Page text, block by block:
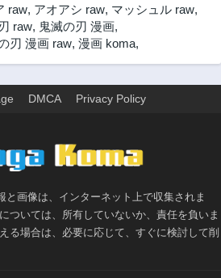
第159話
1ヶ月前
第157話
第155話
1ヶ月前
1ヶ月前
第149話
1ヶ月前
raw, アオアシ raw, マッシュル raw,
raw, 鬼滅の刃 漫画,
刃 漫画 raw, 漫画 koma,
DMCA Privacy Policy
と画像は、インターネット上で収集されま
ついては、所有していないか、責任を負いま
る場合は、必要に応じて、すぐに検討して削